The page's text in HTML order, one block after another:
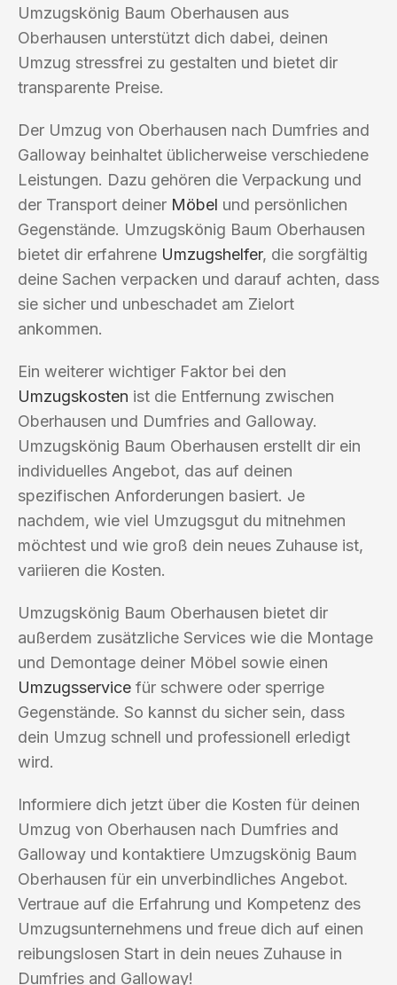
Umzugskönig Baum Oberhausen aus
Oberhausen unterstützt dich dabei, deinen
Umzug stressfrei zu gestalten und bietet dir
transparente Preise.
Der Umzug von Oberhausen nach Dumfries and
Galloway beinhaltet üblicherweise verschiedene
Leistungen. Dazu gehören die Verpackung und
der Transport deiner Möbel und persönlichen
Gegenstände. Umzugskönig Baum Oberhausen
bietet dir erfahrene Umzugshelfer, die sorgfältig
deine Sachen verpacken und darauf achten, dass
sie sicher und unbeschadet am Zielort
ankommen.
Ein weiterer wichtiger Faktor bei den
Umzugskosten ist die Entfernung zwischen
Oberhausen und Dumfries and Galloway.
Umzugskönig Baum Oberhausen erstellt dir ein
individuelles Angebot, das auf deinen
spezifischen Anforderungen basiert. Je
nachdem, wie viel Umzugsgut du mitnehmen
möchtest und wie groß dein neues Zuhause ist,
variieren die Kosten.
Umzugskönig Baum Oberhausen bietet dir
außerdem zusätzliche Services wie die Montage
und Demontage deiner Möbel sowie einen
Umzugsservice für schwere oder sperrige
Gegenstände. So kannst du sicher sein, dass
dein Umzug schnell und professionell erledigt
wird.
Informiere dich jetzt über die Kosten für deinen
Umzug von Oberhausen nach Dumfries and
Galloway und kontaktiere Umzugskönig Baum
Oberhausen für ein unverbindliches Angebot.
Vertraue auf die Erfahrung und Kompetenz des
Umzugsunternehmens und freue dich auf einen
reibungslosen Start in dein neues Zuhause in
Dumfries and Galloway!